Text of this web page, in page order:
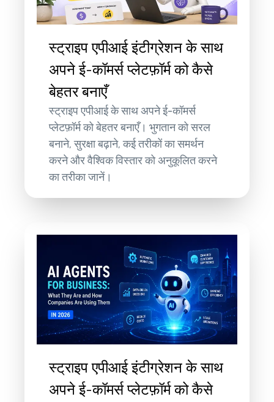
स्ट्राइप एपीआई इंटीग्रेशन के साथ
अपने ई-कॉमर्स प्लेटफ़ॉर्म को कैसे
बेहतर बनाएँ
स्ट्राइप एपीआई के साथ अपने ई-कॉमर्स
प्लेटफ़ॉर्म को बेहतर बनाएँ। भुगतान को सरल
बनाने, सुरक्षा बढ़ाने, कई तरीकों का समर्थन
करने और वैश्विक विस्तार को अनुकूलित करने
का तरीका जानें।
स्ट्राइप एपीआई इंटीग्रेशन के साथ
अपने ई-कॉमर्स प्लेटफ़ॉर्म को कैसे